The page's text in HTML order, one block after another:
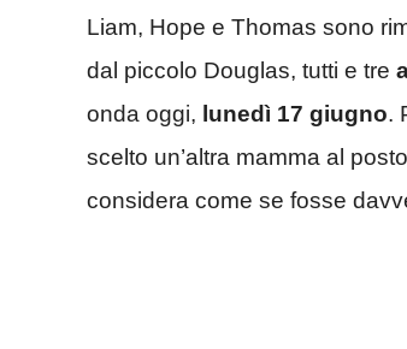
Liam, Hope e Thomas sono
dal piccolo Douglas, tutti e tre
onda oggi, lunedì 17 giugno.
scelto un’altra mamma al
considera come se fosse